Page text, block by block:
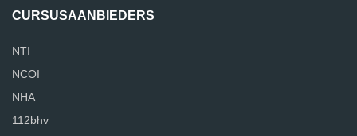
CURSUSAANBIEDERS
NTI
NCOI
NHA
112bhv